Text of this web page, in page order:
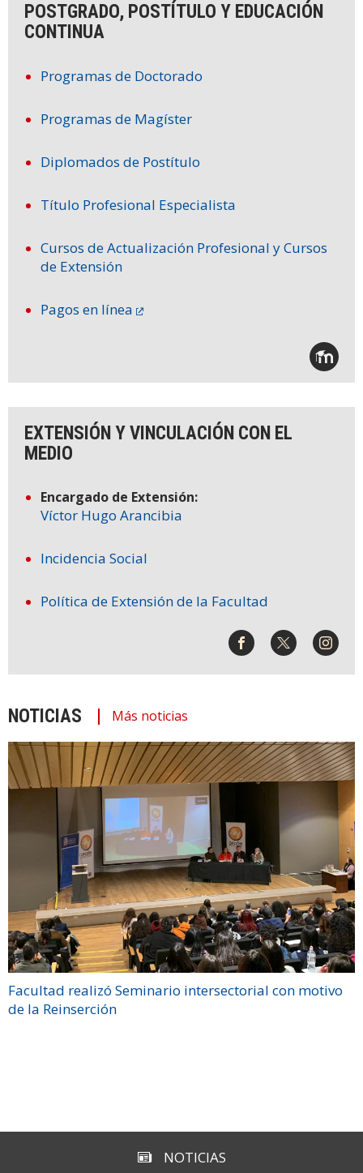
POSTGRADO, POSTÍTULO Y EDUCACIÓN
CONTINUA
Programas de Doctorado
Programas de Magíster
Diplomados de Postítulo
Título Profesional Especialista
Cursos de Actualización Profesional y Cursos
de Extensión
Pagos en línea
EXTENSIÓN Y VINCULACIÓN CON EL
MEDIO
Encargado de Extensión:
Víctor Hugo Arancibia
Incidencia Social
Política de Extensión de la Facultad
NOTICIAS Más noticias
Facultad realizó Seminario intersectorial con motivo
de la Reinserción
NOTICIAS